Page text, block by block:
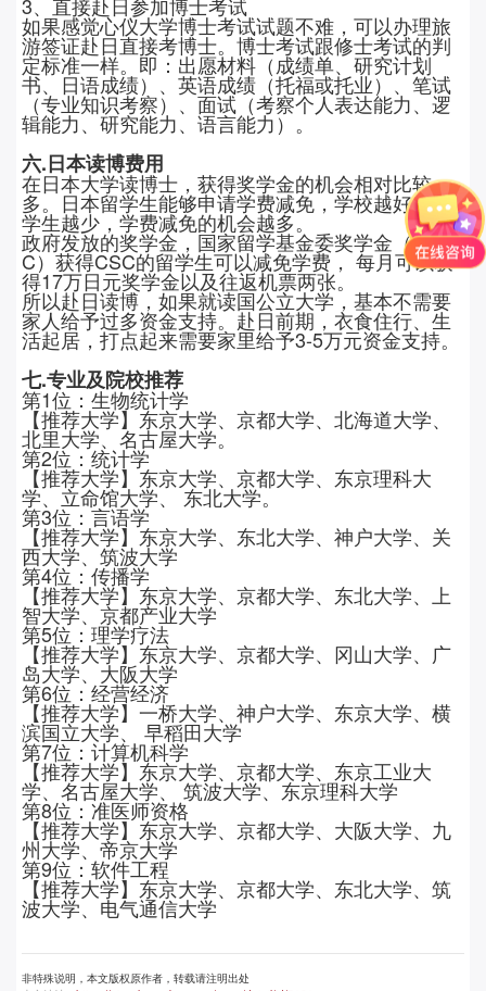
3、直接赴日参加博士考试
如果感觉心仪大学博士考试试题不难，可以办理旅
游签证赴日直接考博士。博士考试跟修士考试的判
定标准一样。即：出愿材料（成绩单、研究计划
书、日语成绩）、英语成绩（托福或托业）、笔试
（专业知识考察）、面试（考察个人表达能力、逻
辑能力、研究能力、语言能力）。
六.日本读博费用
在日本大学读博士，获得奖学金的机会相对比较
多。日本留学生能够申请学费减免，学校越好，留
学生越少，学费减免的机会越多。
政府发放的奖学金，国家留学基金委奖学金（CS
C）获得CSC的留学生可以减免学费， 每月可以获
得17万日元奖学金以及往返机票两张。
所以赴日读博，如果就读国公立大学，基本不需要
家人给予过多资金支持。赴日前期，衣食住行、生
活起居，打点起来需要家里给予3-5万元资金支持。
七.专业及院校推荐
第1位：生物统计学
【推荐大学】东京大学、京都大学、北海道大学、
北里大学、名古屋大学。
第2位：统计学
【推荐大学】东京大学、京都大学、东京理科大
学、立命馆大学、 东北大学。
第3位：言语学
【推荐大学】东京大学、东北大学、神户大学、关
西大学、筑波大学
第4位：传播学
【推荐大学】东京大学、京都大学、东北大学、上
智大学、京都产业大学
第5位：理学疗法
【推荐大学】东京大学、京都大学、冈山大学、广
岛大学、大阪大学
第6位：经营经济
【推荐大学】一桥大学、神户大学、东京大学、横
滨国立大学、 早稻田大学
第7位：计算机科学
【推荐大学】东京大学、京都大学、东京工业大
学、名古屋大学、 筑波大学、东京理科大学
第8位：准医师资格
【推荐大学】东京大学、京都大学、大阪大学、九
州大学、帝京大学
第9位：软件工程
【推荐大学】东京大学、京都大学、东北大学、筑
波大学、电气通信大学
非特殊说明，本文版权原作者，转载请注明出处